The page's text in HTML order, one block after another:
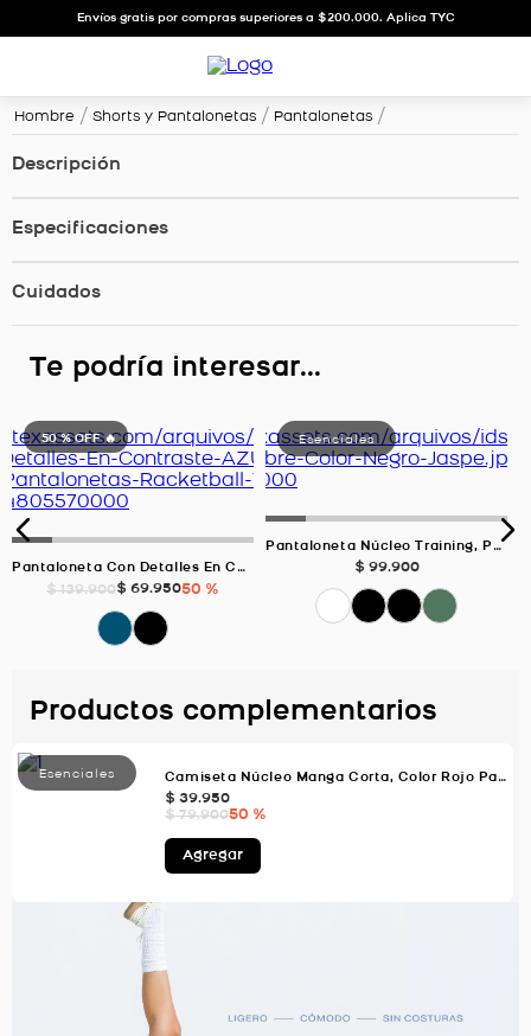
Envíos gratis por compras superiores a $200.000. Aplica TYC
Hombre Shorts y Pantalonetas Pantalonetas
Descripción
Especificaciones
Cuidados
Te podría interesar...
50 % OFF 🔥
Pantaloneta Con Detalles En Contraste, Color Azul Oscuro Para Hombre
$ 139.900$ 69.95050 %
Pantaloneta Núcleo Training, Para Hombre Color Negro/Jaspe
$ 99.900
Productos complementarios
Camiseta Núcleo Manga Corta, Color Rojo Para Hombre
$ 39.950
$ 79.90050 %
Agregar